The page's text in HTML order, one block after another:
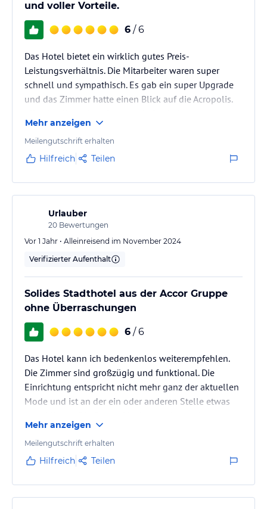
und voller Vorteile.
6 / 6
Das Hotel bietet ein wirklich gutes Preis-
Leistungsverhältnis. Die Mitarbeiter waren super
schnell und sympathisch. Es gab ein super Upgrade
und das Zimmer hatte einen Blick auf die Acropolis.
Mehr anzeigen
Meilengutschrift erhalten
Hilfreich Teilen
Urlauber
20 Bewertungen
Vor 1 Jahr • Alleinreisend im November 2024
Verifizierter Aufenthalt
Solides Stadthotel aus der Accor Gruppe
ohne Überraschungen
6 / 6
Das Hotel kann ich bedenkenlos weiterempfehlen.
Die Zimmer sind großzügig und funktional. Die
Einrichtung entspricht nicht mehr ganz der aktuellen
Mode und ist an der ein oder anderen Stelle etwas
Bekannten nicht besonders gut, wäre mir ohne
diesen Hinweis jedoch nicht wirklich aufgefallen. Ich
habe das Hotel zu Fuß und mit öffentlichen
Mehr anzeigen
Meilengutschrift erhalten
Hilfreich Teilen